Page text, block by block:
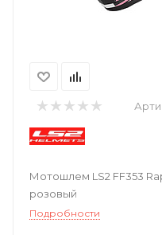
Мотошлем LS2 FF353
розовый
Подробности